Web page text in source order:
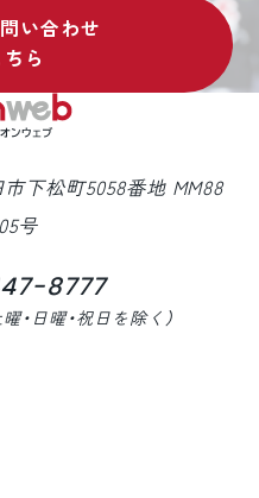
い合わせ
ちら
下松町5058番地 MM88
号
8777
・日曜・祝日を除く）